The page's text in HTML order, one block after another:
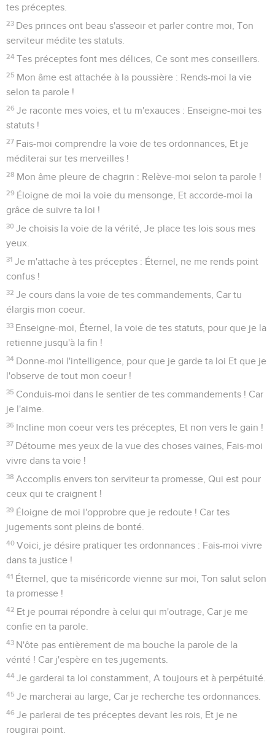
tes préceptes.
23 Des princes ont beau s'asseoir et parler contre moi, Ton
serviteur médite tes statuts.
24 Tes préceptes font mes délices, Ce sont mes conseillers.
25 Mon âme est attachée à la poussière : Rends-moi la vie
selon ta parole !
26 Je raconte mes voies, et tu m'exauces : Enseigne-moi tes
statuts !
27 Fais-moi comprendre la voie de tes ordonnances, Et je
méditerai sur tes merveilles !
28 Mon âme pleure de chagrin : Relève-moi selon ta parole !
29 Éloigne de moi la voie du mensonge, Et accorde-moi la
grâce de suivre ta loi !
30 Je choisis la voie de la vérité, Je place tes lois sous mes
yeux.
31 Je m'attache à tes préceptes : Éternel, ne me rends point
confus !
32 Je cours dans la voie de tes commandements, Car tu
élargis mon coeur.
33 Enseigne-moi, Éternel, la voie de tes statuts, pour que je la
retienne jusqu'à la fin !
34 Donne-moi l'intelligence, pour que je garde ta loi Et que je
l'observe de tout mon coeur !
35 Conduis-moi dans le sentier de tes commandements ! Car
je l'aime.
36 Incline mon coeur vers tes préceptes, Et non vers le gain !
37 Détourne mes yeux de la vue des choses vaines, Fais-moi
vivre dans ta voie !
38 Accomplis envers ton serviteur ta promesse, Qui est pour
ceux qui te craignent !
39 Éloigne de moi l'opprobre que je redoute ! Car tes
jugements sont pleins de bonté.
40 Voici, je désire pratiquer tes ordonnances : Fais-moi vivre
dans ta justice !
41 Éternel, que ta miséricorde vienne sur moi, Ton salut selon
ta promesse !
42 Et je pourrai répondre à celui qui m'outrage, Car je me
confie en ta parole.
43 N'ôte pas entièrement de ma bouche la parole de la
vérité ! Car j'espère en tes jugements.
44 Je garderai ta loi constamment, A toujours et à perpétuité.
45 Je marcherai au large, Car je recherche tes ordonnances.
46 Je parlerai de tes préceptes devant les rois, Et je ne
rougirai point.